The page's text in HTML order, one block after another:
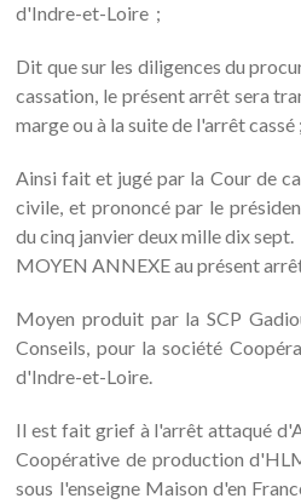
d'Indre-et-Loire ;
Dit que sur les diligences du
cassation, le présent arrêt sera
marge ou à la suite de l'arrêt cassé ;
Ainsi fait et jugé par la Cour de
civile, et prononcé par le
du cinq janvier deux mille dix sept.
MOYEN ANNEXE au présent
Moyen produit par la SCP
Conseils, pour la société
d'Indre-et-Loire.
Il est fait grief à l'arrêt attaqué
Coopérative de production
sous l'enseigne Maison d'en